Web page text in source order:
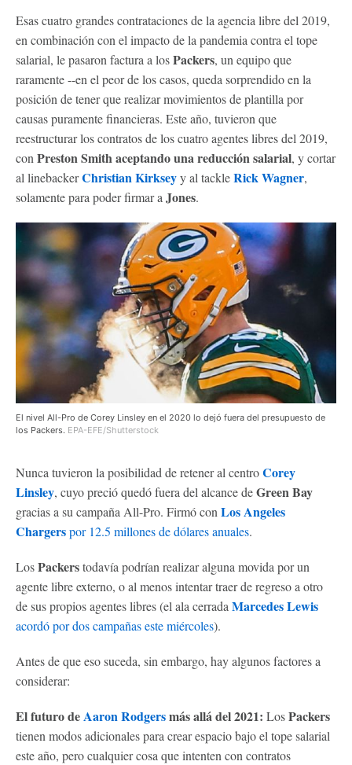
Esas cuatro grandes contrataciones de la agencia libre del 2019,
en combinación con el impacto de la pandemia contra el tope
salarial, le pasaron factura a losPackers, un equipo que
raramente --en el peor de los casos, queda sorprendido en la
posición de tener que realizar movimientos de plantilla por
causas puramente financieras. Este año, tuvieron que
reestructurar los contratos de los cuatro agentes libres del 2019,
con Preston Smith aceptando una reducción salarial, y cortar
al linebackerChristian Kirkseyy al tackleRick Wagner,
solamente para poder firmar a Jones.
El nivel All-Pro de Corey Linsley en el 2020 lo dejó fuera del presupuesto de
los Packers. EPA-EFE/Shutterstock
Nunca tuvieron la posibilidad de retener al centroCorey
Linsley, cuyo preció quedó fuera del alcance deGreen Bay
gracias a su campaña All-Pro. Firmó con Los Angeles
Chargerspor 12.5 millones de dólares anuales.
LosPackerstodavía podrían realizar alguna movida por un
agente libre externo, o al menos intentar traer de regreso a otro
de sus propios agentes libres (el ala cerrada Marcedes Lewis
acordó por dos campañas este miércoles).
Antes de que eso suceda, sin embargo, hay algunos factores a
considerar:
El futuro de Aaron Rodgersmás allá del 2021: LosPackers
tienen modos adicionales para crear espacio bajo el tope salarial
este año, pero cualquier cosa que intenten con contratos